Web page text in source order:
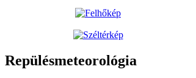
Repülésmeteorológia